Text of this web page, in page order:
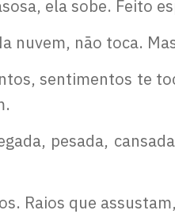
ela sobe. Feito
nuvem, não toca.
sentimentos te
pesada,
Raios que